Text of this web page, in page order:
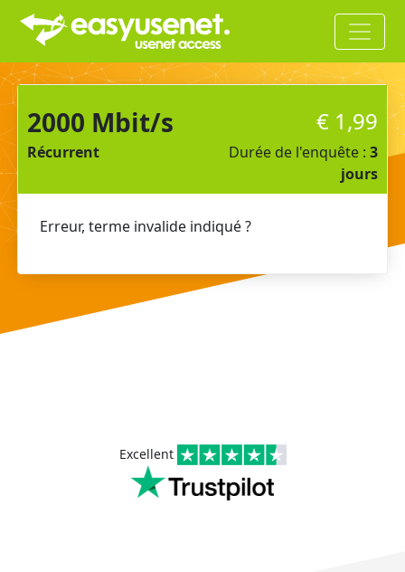
€ 1,99
2000 Mbit/s
Récurrent Durée de l'enquête :3
jours
Erreur, terme invalide indiqué ?
Excellent